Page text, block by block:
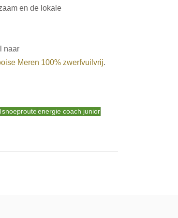
en de lokale
naar
Meren 100% zwerfvuilvrij.
snoeprouteenergie coach junior